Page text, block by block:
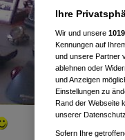
Ihre
Wir und unsere 1019
Kennungen auf
und unsere Partner
ablehnen oder
und Anzeigen
Einstellungen zu
Rand der Webseite
unserer
Sofern Ihre